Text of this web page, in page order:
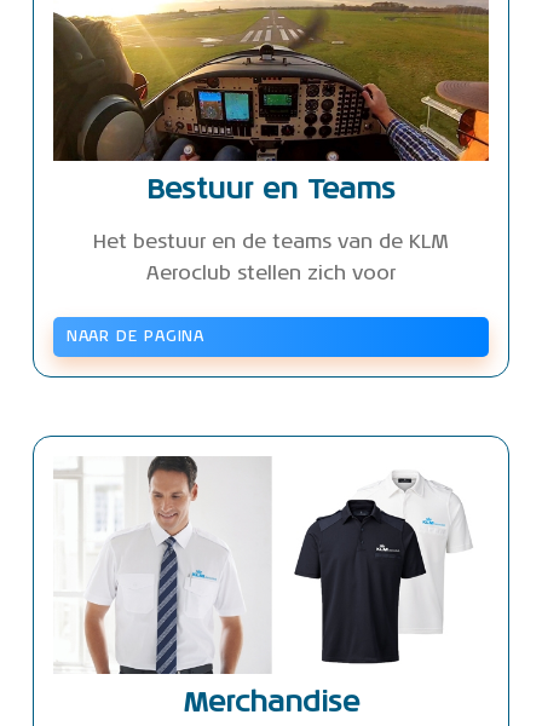
Bestuur en Teams
Het bestuur en de teams van de KLM
Aeroclub stellen zich voor
NAAR DE PAGINA
Merchandise